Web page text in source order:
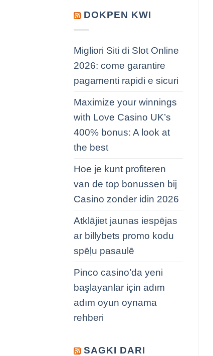
DOKPEN KWI
Migliori Siti di Slot Online
2026: come garantire
pagamenti rapidi e sicuri
Maximize your winnings
with Love Casino UK’s
400% bonus: A look at
the best
Hoe je kunt profiteren
van de top bonussen bij
Casino zonder idin 2026
Atklājiet jaunas iespējas
ar billybets promo kodu
spēļu pasaulē
Pinco casino’da yeni
başlayanlar için adım
adım oyun oynama
rehberi
SAGKI DARI